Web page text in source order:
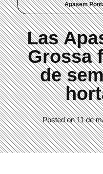
Apasem
Las
Grossa
de
Posted on 11 de